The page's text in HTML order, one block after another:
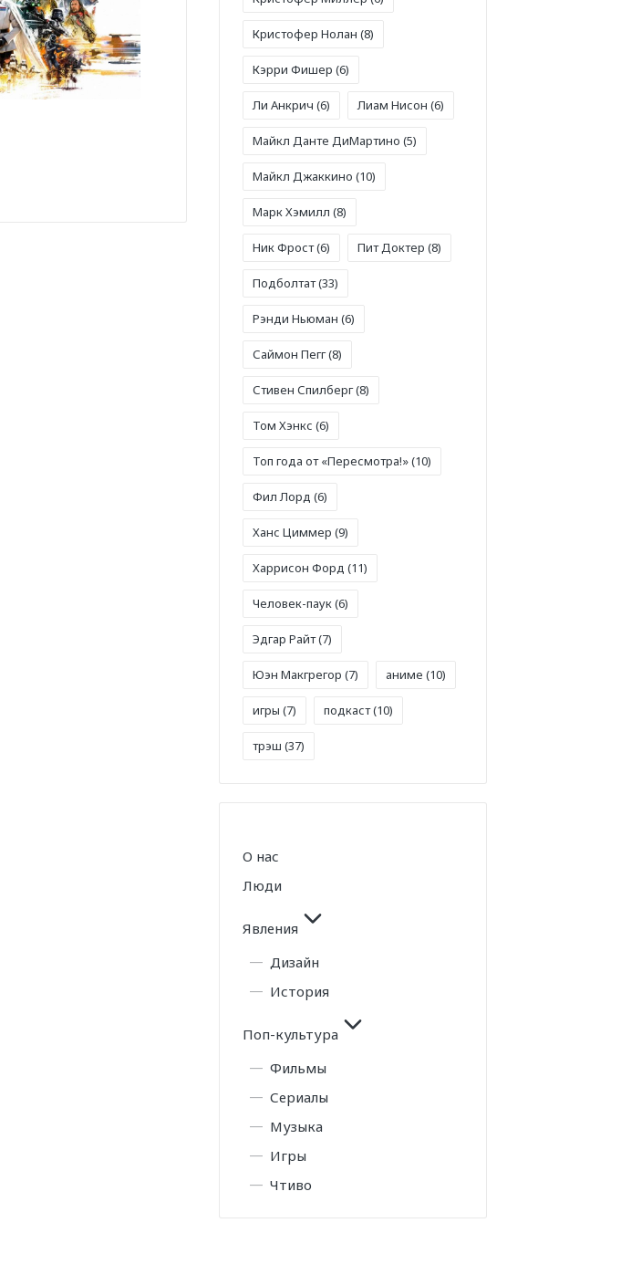
Кристофер Нолан (8)
Кэрри Фишер (6)
Ли Анкрич (6) Лиам Нисон (6)
Майкл Данте ДиМартино (5)
Майкл Джаккино (10)
Марк Хэмилл (8)
Ник Фрост(6) Пит Доктер (8)
Подболтат(33)
Рэнди Ньюман (6)
Саймон Пегг(8)
Стивен Спилберг(8)
Том Хэнкс (6)
Топ года от «Пересмотра!»(10)
Фил Лорд (6)
Ханс Циммер (9)
Харрисон Форд (11)
Человек-паук(6)
Эдгар Райт(7)
Юэн Макгрегор (7) аниме (10)
игры (7) подкаст(10)
трэш (37)
О нас
Люди
Явления
Дизайн
История
Поп-культура
Фильмы
Сериалы
Музыка
Игры
Чтиво